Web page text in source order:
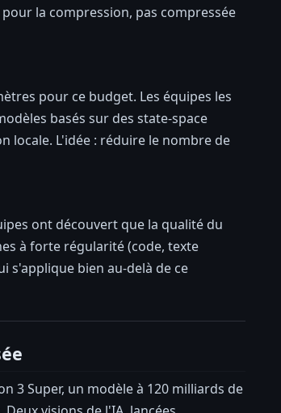
la compression, pas compressée
pour ce budget. Les équipes les
basés sur des state-space
locale. L'idée : réduire le nombre de
ont découvert que la qualité du
à forte régularité (code, texte
s'applique bien au-delà de ce
3 Super, un modèle à 120 milliards de